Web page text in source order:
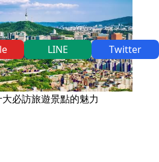
必訪旅遊景點的魅力
LINE Twitter